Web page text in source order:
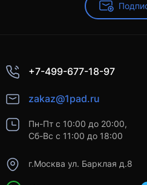
+7-499-677-18-97
zakaz@1pad.ru
Пн-Пт с 10:00 до 20:00,
Сб-Вс с 11:00 до 18:00
г.Москва ул. Барклая д.8